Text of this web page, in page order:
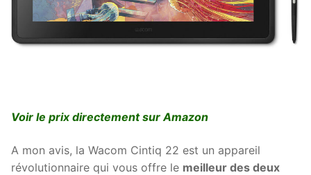
Voir le prix directement sur Amazon
A mon avis, la Wacom Cintiq 22 est un appareil
révolutionnaire qui vous offre le meilleur des deux